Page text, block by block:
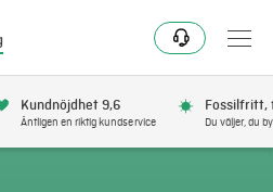
Kundnöjdhet 9,6
Äntligen en riktig kundservice
Fossilfritt,
Du väljer, du